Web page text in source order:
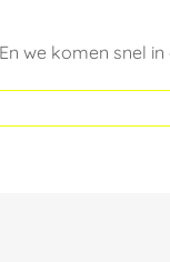
we komen snel in